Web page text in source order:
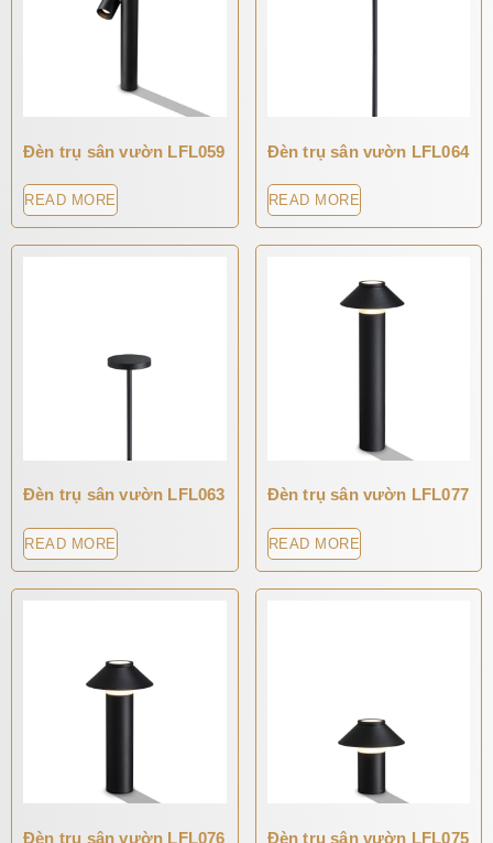
Đèn trụ sân vườn LFL059
READ MORE
Đèn trụ sân vườn LFL064
READ MORE
Đèn trụ sân vườn LFL063
READ MORE
Đèn trụ sân vườn LFL077
READ MORE
Đèn trụ sân vườn LFL076 Đèn trụ sân vườn LFL075